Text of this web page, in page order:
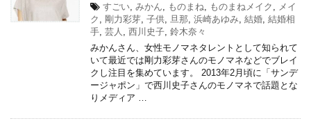
すごい みかん ものまね ものまねメイク
メイ
ク
剛力彩芽 子供 旦那 浜崎あゆみ 結婚 結婚相
手 芸人 西川史子 鈴木奈々
みかんさん、女性モノマネタレントとして知られて
いて最近では剛力彩芽さんのモノマネなどでブレイ
クし注目を集めています。 2013年2月頃に「サンデ
ージャポン」で西川史子さんのモノマネで話題とな
りメディア …